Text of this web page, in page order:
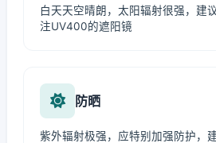
白天天空晴朗，太阳辐射很强，建
注UV400的遮阳镜
防晒
紫外辐射极强，应特别加强防护，